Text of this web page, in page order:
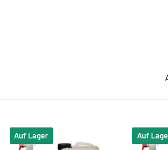
Auf Lager Auf